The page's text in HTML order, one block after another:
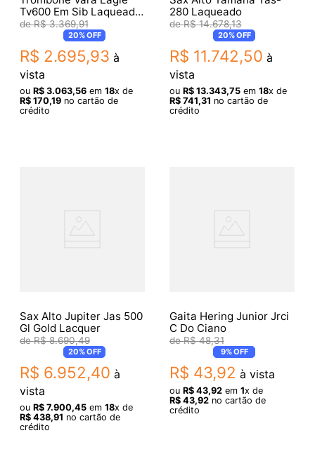
Tv600 Em Sib Laqueado
C/ Estojo Luxo
R$ 3.369,91
20%OFF
R$ 2.695,93 à
vista
ou R$ 3.063,56em 18x de
R$ 170,19no cartão de
crédito
280 Laqueado
R$ 14.678,13
20%OFF
R$ 11.742,50 à
vista
ou R$ 13.343,75em 18x de
R$ 741,31 no cartão de
crédito
Sax Alto Jupiter Jas 500
Gl Gold Lacquer
R$ 8.690,49
20%OFF
R$ 6.952,40 à
vista
ou R$ 7.900,45em 18x de
R$ 438,91 no cartão de
crédito
Gaita Hering Junior Jrci
C Do Ciano
R$ 48,31
9%OFF
R$ 43,92 à vista
ou R$ 43,92em 1x de
R$ 43,92no cartão de
crédito